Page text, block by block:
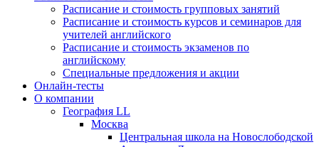
Расписание и стоимость групповых занятий
Расписание и стоимость курсов и семинаров для
учителей английского
Расписание и стоимость экзаменов по
английскому
Специальные предложения и акции
Онлайн-тесты
О компании
География LL
Москва
Центральная школа на Новослободской